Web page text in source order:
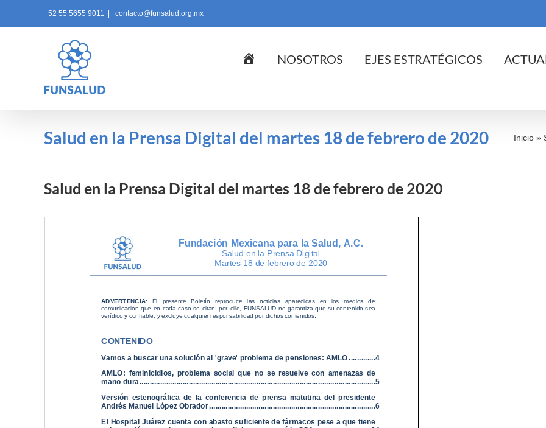
+52 55 5655 9011 contacto@funsalud.org.mx
InicioNOSOTROS EJES ESTRATÉGICOS
Salud en la Prensa Digital del martes 18 de febrero de 2020 Inicio »
Salud en la Prensa Digital del martes 18 de febrero de 2020